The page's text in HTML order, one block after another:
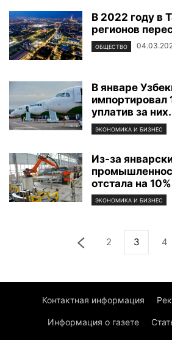
В 2022 году в
регионов
ОБЩЕСТВО
В январе
импортировал
уплатив за
ЭКОНОМИКА И БИЗНЕС
Из-за
отстала на 10%
ЭКОНОМИКА И БИЗНЕС
2 3 4
Контактная информация
Информация о газете